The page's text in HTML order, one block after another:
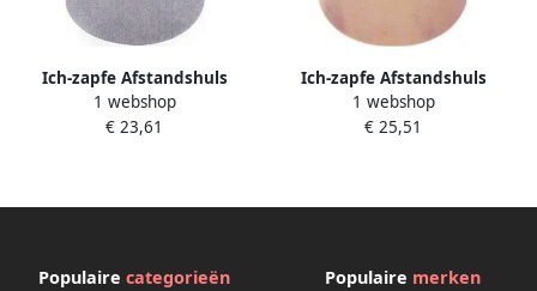
Ich-zapfe Afstandshuls
afstandbus tussen tapkraan
en tapzuil 10 mm chroom
1 webshop
€ 23,61
Ich-zapfe Afstandshuls
afstandbus tussen tapkraan
en tapzuil draad messing
1 webshop
€ 25,51
Populaire categorieën Populaire merken